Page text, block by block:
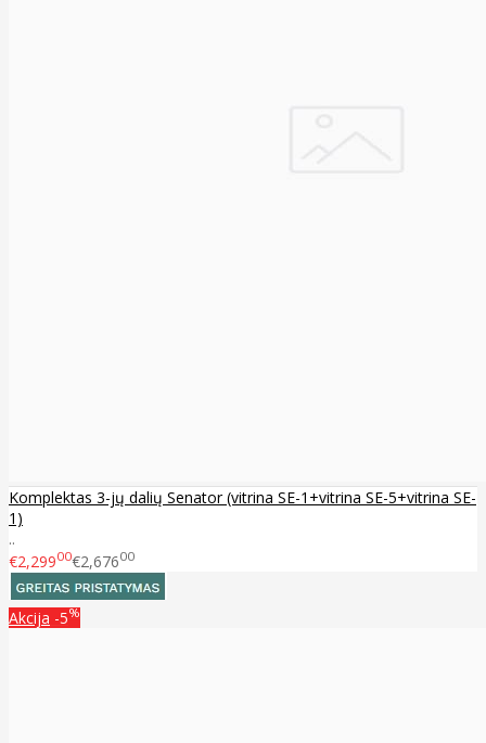
Komplektas 3-jų dalių Senator (vitrina SE-1+vitrina SE-5+vitrina SE-
1)
..
€2,29900€2,67600
Akcija -5%